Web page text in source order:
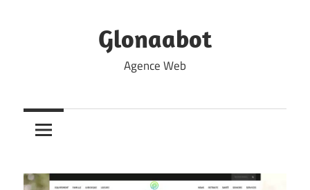
Glonaabot
Agence Web